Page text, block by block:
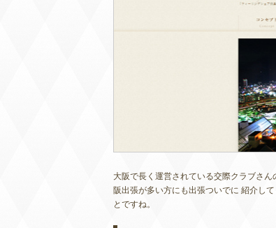
大阪で長く運営されている交際クラブさ
阪出張が多い方にも出張ついでに 紹介し
とですね。